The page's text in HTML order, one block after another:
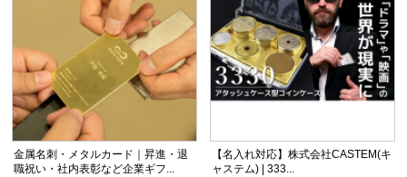
金属名刺・メタルカード｜昇進・退
職祝い・社内表彰など企業ギフ...
【名入れ対応】株式会社CASTEM(キ
ャステム) | 333...